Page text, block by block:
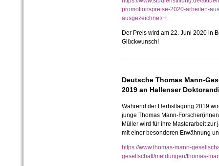
promotionspreise-2020-arbeiten-
ausgezeichnet/
Der Preis wird am 22. Juni 2020 in
Glückwunsch!
Deutsche Thomas Mann-
2019 an Hallenser
Während der Herbsttagung 2019
junge Thomas Mann-
Müller wird für ihre Masterarbeit
mit einer besonderen Erwähnung
https://www.thomas-mann-
gesellschaft/meldungen/thomas-